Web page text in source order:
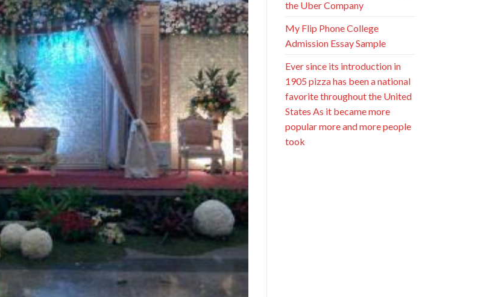
the Uber Company
My Flip Phone College
Admission Essay Sample
Ever since its introduction in
1905 pizza has been a national
favorite throughout the United
States As it became more
popular more and more people
took